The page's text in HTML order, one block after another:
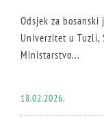
Odsjek za
Univerzitet u Tuzli,
Ministarstvo...
18.02.2026.